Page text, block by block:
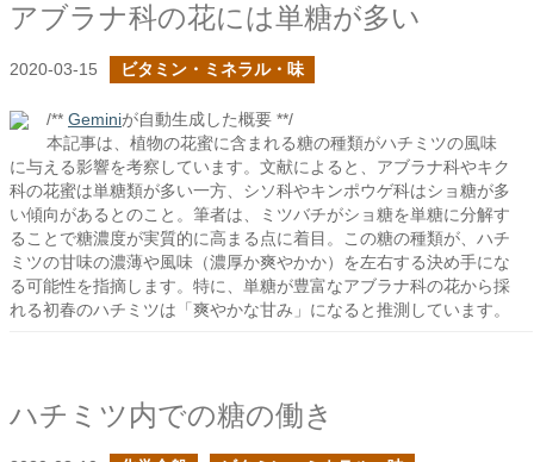
アブラナ科の花には単糖が多い
2020-03-15 ビタミン・ミネラル・味
/** Geminiが自動生成した概要 **/
本記事は、植物の花蜜に含まれる糖の種類がハチミツの風味
に与える影響を考察しています。文献によると、アブラナ科やキク
科の花蜜は単糖類が多い一方、シソ科やキンポウゲ科はショ糖が多
い傾向があるとのこと。筆者は、ミツバチがショ糖を単糖に分解す
ることで糖濃度が実質的に高まる点に着目。この糖の種類が、ハチ
ミツの甘味の濃薄や風味（濃厚か爽やかか）を左右する決め手にな
る可能性を指摘します。特に、単糖が豊富なアブラナ科の花から採
れる初春のハチミツは「爽やかな甘み」になると推測しています。
ハチミツ内での糖の働き